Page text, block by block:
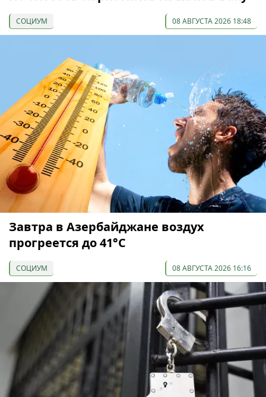
СОЦИУМ 08 АВГУСТА 2026 18:48
Завтра в Азербайджане воздух
прогреется до 41°С
СОЦИУМ 08 АВГУСТА 2026 16:16